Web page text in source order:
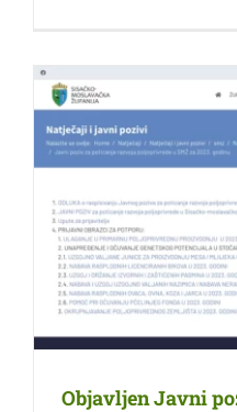
Objavljen Javni